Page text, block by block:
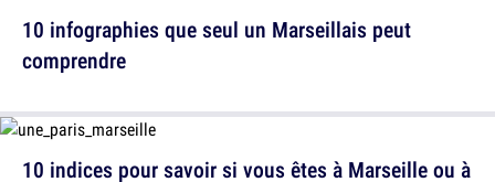
10 indices pour savoir si vous êtes à Marseille ou à
10 infographies que seul un Marseillais peut
comprendre